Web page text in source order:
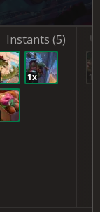
Instants (5)
1x 1x